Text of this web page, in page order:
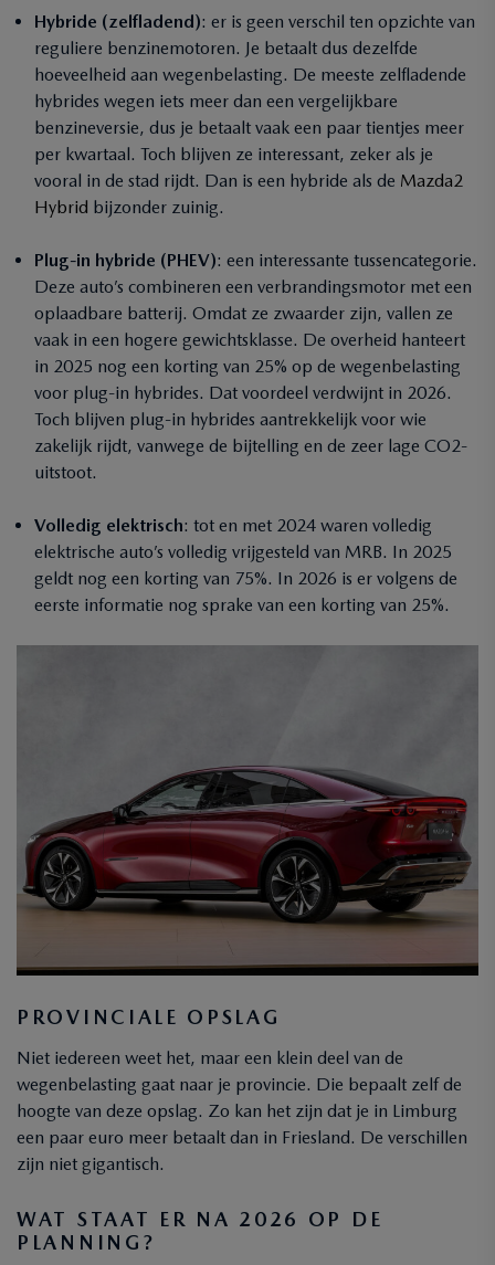
Hybride (zelfladend): er is geen verschil ten opzichte van
reguliere benzinemotoren. Je betaalt dus dezelfde
hoeveelheid aan wegenbelasting. De meeste zelfladende
hybrides wegen iets meer dan een vergelijkbare
benzineversie, dus je betaalt vaak een paar tientjes meer
per kwartaal. Toch blijven ze interessant, zeker als je
vooral in de stad rijdt. Dan is een hybride als de Mazda2
Hybrid bijzonder zuinig.
Plug-in hybride (PHEV): een interessante tussencategorie.
Deze auto’s combineren een verbrandingsmotor met een
oplaadbare batterij. Omdat ze zwaarder zijn, vallen ze
vaak in een hogere gewichtsklasse. De overheid hanteert
in 2025 nog een korting van 25% op de wegenbelasting
voor plug-in hybrides. Dat voordeel verdwijnt in 2026.
Toch blijven plug-in hybrides aantrekkelijk voor wie
zakelijk rijdt, vanwege de bijtelling en de zeer lage CO2-
uitstoot.
Volledig elektrisch: tot en met 2024 waren volledig
elektrische auto’s volledig vrijgesteld van MRB. In 2025
geldt nog een korting van 75%. In 2026 is er volgens de
eerste informatie nog sprake van een korting van 25%.
PROVINCIALE OPSLAG
Niet iedereen weet het, maar een klein deel van de
wegenbelasting gaat naar je provincie. Die bepaalt zelf de
hoogte van deze opslag. Zo kan het zijn dat je in Limburg
een paar euro meer betaalt dan in Friesland. De verschillen
zijn niet gigantisch.
WAT STAAT ER NA 2026 OP DE
PLANNING?